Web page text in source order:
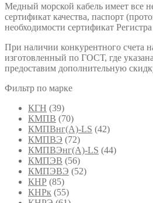
Медный морской кабель имеет все
сертификат качества, паспорт
необходимости сертификат
При наличии конкурентного счета
изготовленный по ГОСТ, где
предоставим дополнительную
Фильтр по марке
КГН (39)
КМПВ (70)
КМПВнг(А)-LS (42)
КМПВЭ (72)
КМПВЭнг(А)-LS (44)
КМПЭВ (56)
КМПЭВЭ (52)
КНР (85)
КНРк (55)